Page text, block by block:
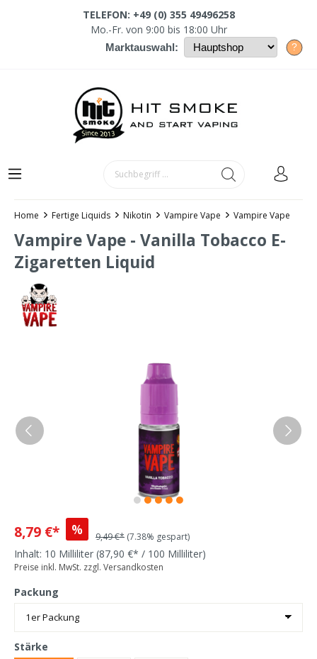
TELEFON: +49 (0) 355 49496258
Mo.-Fr. von 9:00 bis 18:00 Uhr
Marktauswahl: ?
Home Fertige Liquids Nikotin Vampire Vape Vampire Vape
Vampire Vape - Vanilla Tobacco E-
Zigaretten Liquid
8,79 €* % 9,49 €* (7.38% gespart)
Inhalt: 10 Milliliter (87,90 €* / 100 Milliliter)
Preise inkl. MwSt. zzgl. Versandkosten
Packung
Stärke